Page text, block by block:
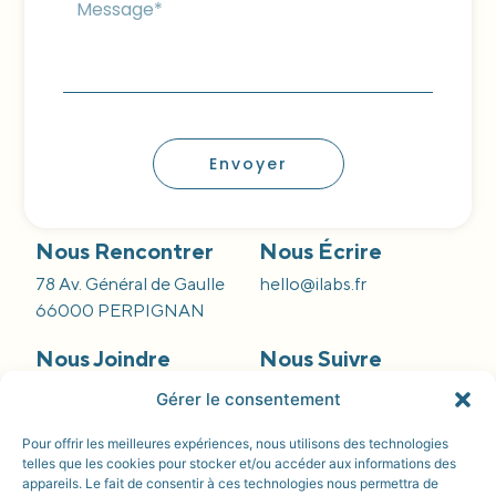
Gérer le consentement
Pour offrir les meilleures expériences, nous utilisons des technologies
telles que les cookies pour stocker et/ou accéder aux informations des
appareils. Le fait de consentir à ces technologies nous permettra de
Envoyer
Nous Rencontrer
78 Av. Général de Gaulle
66000 PERPIGNAN
Nous Écrire
hello@ilabs.fr
Nous Joindre Nous Suivre